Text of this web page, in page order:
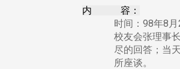
内 容：
时间：98年8
校友会张理事
尽的回答；当
所座谈。